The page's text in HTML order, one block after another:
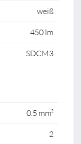
weiß
450 lm
SDCM3
0.5 mm²
2